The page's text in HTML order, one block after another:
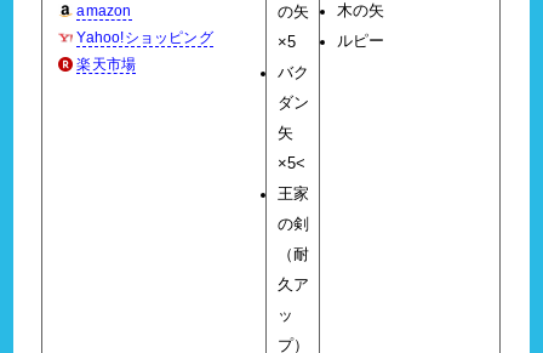
amazon
Yahoo!ショッピング
楽天市場
の矢
×5
バク
ダン
矢
×5<
王家
の剣
（耐
久ア
ッ
プ）
木の矢
ルピー